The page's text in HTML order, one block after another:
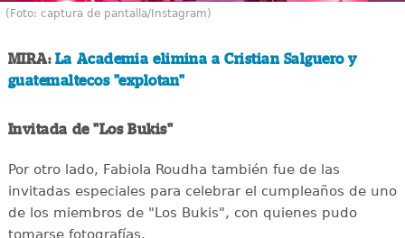
(Foto: captura de pantalla/Instagram)
MIRA:La Academia elimina a Cristian Salguero y
guatemaltecos "explotan"
Invitada de "Los Bukis"
Por otro lado, Fabiola Roudha también fue de las
invitadas especiales para celebrar el cumpleaños de uno
de los miembros de "Los Bukis", con quienes pudo
tomarse fotografías.